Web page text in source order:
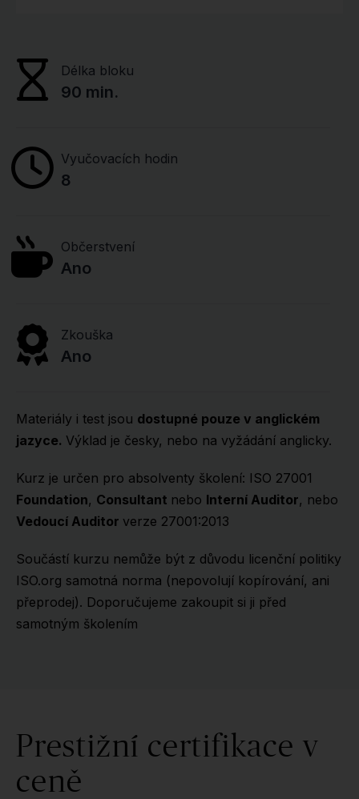
Délka bloku
90 min.
Vyučovacích hodin
8
Občerstvení
Ano
Zkouška
Ano
Materiály i test jsou dostupné pouze v anglickém
jazyce. Výklad je česky, nebo na vyžádání anglicky.
Kurz je určen pro absolventy školení: ISO 27001
Foundation, Consultant nebo Interní Auditor, nebo
Vedoucí Auditor verze 27001:2013
Součástí kurzu nemůže být z důvodu licenční politiky
ISO.org samotná norma (nepovolují kopírování, ani
přeprodej). Doporučujeme zakoupit si ji před
samotným školením
Prestižní certifikace v
ceně